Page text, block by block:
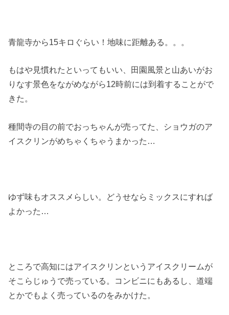
青龍寺から15キロぐらい！地味に距離ある。。。
もはや見慣れたといってもいい、田園風景と山あいがお
りなす景色をながめながら12時前には到着することがで
きた。
種間寺の目の前でおっちゃんが売ってた、ショウガのア
イスクリンがめちゃくちゃうまかった…
ゆず味もオススメらしい。どうせならミックスにすれば
よかった…
ところで高知にはアイスクリンというアイスクリームが
そこらじゅうで売っている。コンビニにもあるし、道端
とかでもよく売っているのをみかけた。